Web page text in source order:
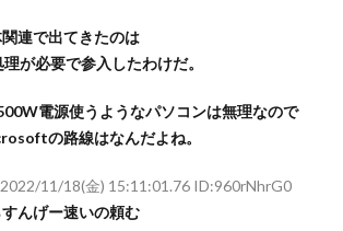
連で出てきたのは
が必要で参入したわけだ。
電源使うようなパソコンは無理なので
の路線はなんだよね。
2022/11/18(金) 15:11:01.76 ID:960rNhrG0
んげー速いの頼む